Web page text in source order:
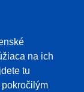
na ich
tu
pokročilým